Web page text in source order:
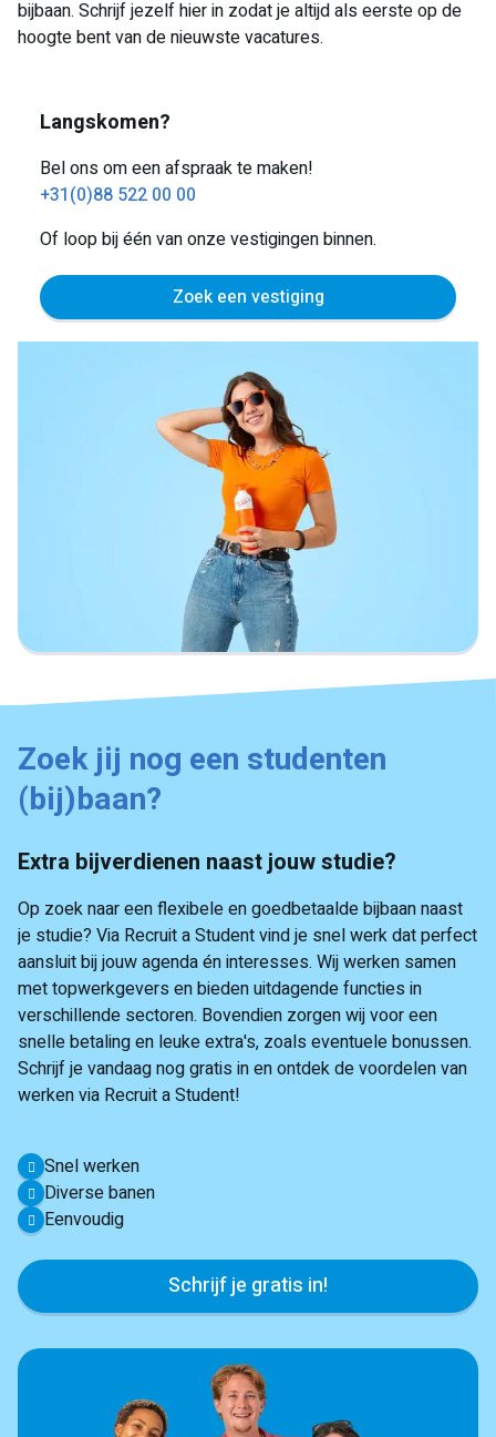
bijbaan. Schrijf jezelf hier in zodat je altijd als eerste op de
hoogte bent van de nieuwste vacatures.
Langskomen?
Bel ons om een afspraak te maken!
+31(0)88 522 00 00
Of loop bij één van onze vestigingen binnen.
Zoek een vestiging
Zoek jij nog een studenten
(bij)baan?
Extra bijverdienen naast jouw studie?
Op zoek naar een flexibele en goedbetaalde bijbaan naast
je studie? Via Recruit a Student vind je snel werk dat perfect
aansluit bij jouw agenda én interesses. Wij werken samen
met topwerkgevers en bieden uitdagende functies in
verschillende sectoren. Bovendien zorgen wij voor een
snelle betaling en leuke extra's, zoals eventuele bonussen.
Schrijf je vandaag nog gratis in en ontdek de voordelen van
werken via Recruit a Student!
Snel werken
Diverse banen
Eenvoudig
Schrijf je gratis in!